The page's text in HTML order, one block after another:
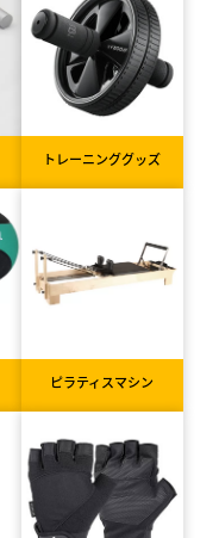
トレーニンググッズ
ピラティスマシン